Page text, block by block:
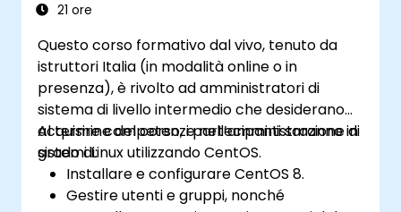
21 ore
Questo corso formativo dal vivo, tenuto da
istruttori Italia (in modalità online o in
presenza), è rivolto ad amministratori di
sistema di livello intermedio che desiderano
acquisire competenze nell’amministrazione di
sistemi Linux utilizzando CentOS.
Al termine del corso, i partecipanti saranno in
grado di:
Installare e configurare CentOS 8.
Gestire utenti e gruppi, nonché